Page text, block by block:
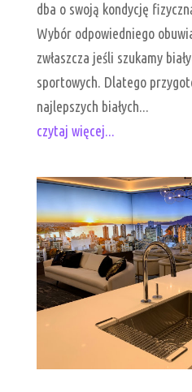
dba o swoją kondycję
Wybór odpowiedniego
zwłaszcza jeśli szukamy
sportowych. Dlatego
najlepszych białych...
czytaj więcej...